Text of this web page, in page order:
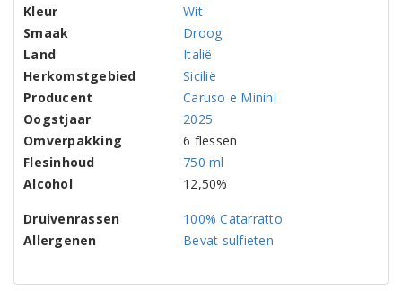
Kleur
Wit
Smaak
Droog
Land
Italië
Herkomstgebied
Sicilië
Producent
Caruso e Minini
Oogstjaar
2025
Omverpakking
6 flessen
Flesinhoud
750 ml
Alcohol
12,50%
Druivenrassen
100% Catarratto
Allergenen
Bevat sulfieten